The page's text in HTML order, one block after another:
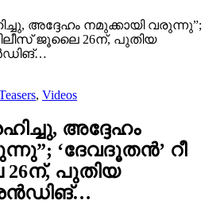
അദ്ദേഹം നമുക്കായി വരുന്നു”;
ജൂലൈ 26ന്, പുതിയ
, Videos
അദ്ദേഹം
‘ദേവദൂതന്‍’ റീ
പുതിയ